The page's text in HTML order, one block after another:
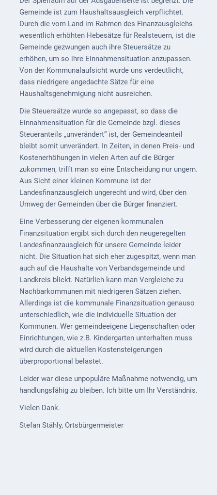
Geplante
Regionalbahn
1907
Teilung
Gemarkungen
ab
1816
Datenschutz
Kontakt
Veranstaltungen
und Events
Kultur &
Freizeit
Feste
feiern
Wandern/Nord.Walking
Radfahren
VG
Musikschule
und VHS
Kalender
Wein &
Fest um
Gemeinde ist zum Haushaltsausgleich verpflichtet.
Durch die vom Land im Rahmen des Finanzausgleichs
wesentlich erhöhten Hebesätze für Realsteuern, ist die
Gemeinde gezwungen auch ihre Steuersätze zu
erhöhen, um so ihre Einnahmensituation anzupassen.
Von der Kommunalaufsicht wurde uns verdeutlicht,
dass niedrigere angedachte Sätze für eine
Haushaltsgenehmigung nicht ausreichen.
Die Steuersätze wurde so angepasst, so dass die
Einnahmensituation für die Gemeinde bzgl. dieses
Steueranteils „unverändert“ ist, der Gemeindeanteil
bleibt somit unverändert. In Zeiten, in denen Preis- und
Kostenerhöhungen in vielen Arten auf die Bürger
zukommen, trifft man so eine Entscheidung nur ungern.
Aus Sicht einer kleinen Kommune ist der
Landesfinanzausgleich ungerecht und wird, über den
Umweg der Gemeinden über die Bürger finanziert.
Eine Verbesserung der eigenen kommunalen
Finanzsituation ergibt sich durch den neugeregelten
Landesfinanzausgleich für unsere Gemeinde leider
nicht. Die Situation hat sich eher zugespitzt, wenn man
auch auf die Haushalte von Verbandsgemeinde und
Landkreis blickt. Natürlich kann man Vergleiche zu
Nachbarkommunen mit niedrigeren Sätzen ziehen.
Allerdings ist die kommunale Finanzsituation genauso
unterschiedlich, wie die individuelle Situation der
Kommunen. Wer gemeindeeigene Liegenschaften oder
Einrichtungen, wie z.B. Kindergarten unterhalten muss
wird durch die aktuellen Kostensteigerungen
überproportional belastet.
Leider war diese unpopuläre Maßnahme notwendig, um
handlungsfähig zu bleiben. Ich bitte um Ihr Verständnis.
Vielen Dank.
Stefan Stähly, Ortsbürgermeister